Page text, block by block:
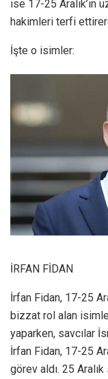
ise 17-25 Aralık’ın
hakimleri terfi
İşte o isimler:
İRFAN FİDAN
İrfan Fidan, 17-25
bizzat rol alan
yaparken, savcılar
İrfan Fidan, 17-25
görev aldı. 25